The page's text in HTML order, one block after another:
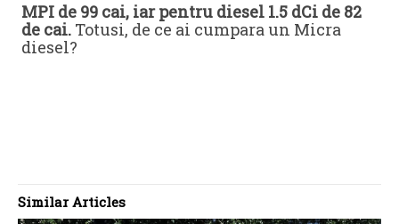
MPI de 99 cai, iar pentru diesel 1.5 dCi de 82
de cai. Totusi, de ce ai cumpara un Micra
diesel?
Similar Articles